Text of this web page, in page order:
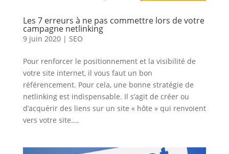
Les 7 erreurs à ne pas commettre lors de votre
campagne netlinking
9 juin 2020| SEO
Pour renforcer le positionnement et la visibilité de
votre site internet, il vous faut un bon
référencement. Pour cela, une bonne stratégie de
netlinking est indispensable. Il s’agit de créer ou
d’acquérir des liens sur un site « hôte » qui renvoient
vers votre site....